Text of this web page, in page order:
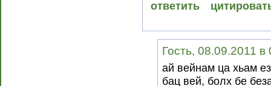
ответить
Гость, 08.09.2011
ай вейнам ца хьам
бац вей, болх бе